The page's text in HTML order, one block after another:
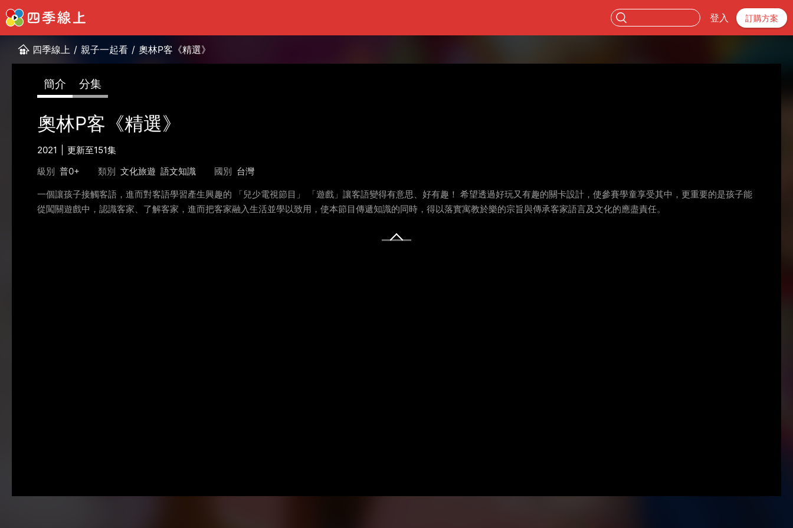
登入 訂購方案
四季線上 / 親子一起看 / 奧林P客《精選》
簡介 分集
奧林P客《精選》
2021
更新至151集
級別 普0+ 類別 文化旅遊 語文知識 國別 台灣
一個讓孩子接觸客語，進而對客語學習產生興趣的 「兒少電視節目」 「遊戲」讓客語變得有意思、好有趣！ 希望透過好玩又有趣的關卡設計，使參賽學童享受其中，更重要的是孩子能
從闖關遊戲中，認識客家、了解客家，進而把客家融入生活並學以致用，使本節目傳遞知識的同時，得以落實寓教於樂的宗旨與傳承客家語言及文化的應盡責任。